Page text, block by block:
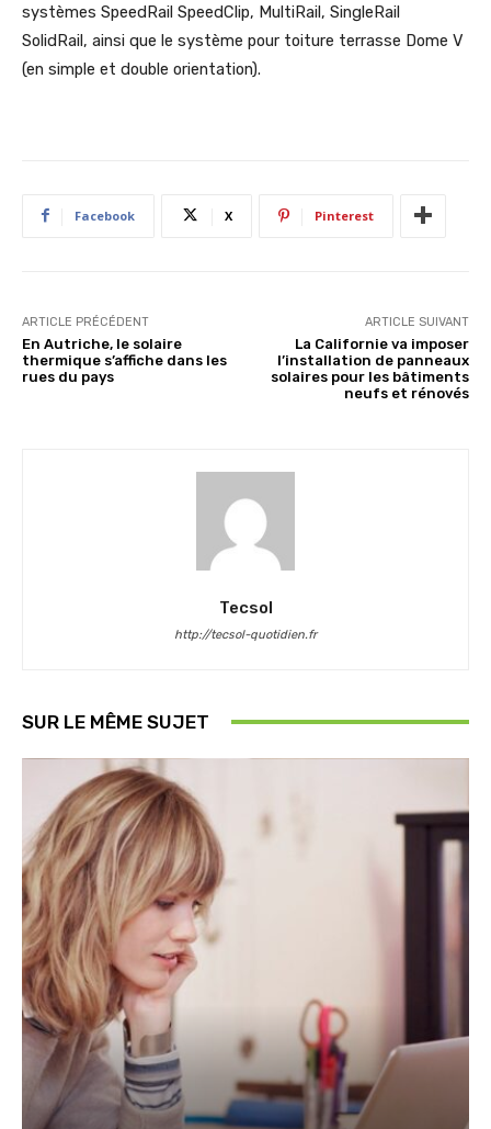
systèmes SpeedRail SpeedClip, MultiRail, SingleRail
SolidRail, ainsi que le système pour toiture terrasse Dome V
(en simple et double orientation).
Facebook X Pinterest
ARTICLE PRÉCÉDENT
En Autriche, le solaire
thermique s’affiche dans les
rues du pays
ARTICLE SUIVANT
La Californie va imposer
l’installation de panneaux
solaires pour les bâtiments
neufs et rénovés
Tecsol
http://tecsol-quotidien.fr
SUR LE MÊME SUJET